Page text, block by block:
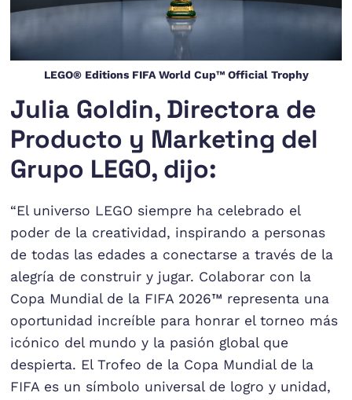
LEGO® Editions FIFA World Cup™ Official Trophy
Julia Goldin, Directora de
Producto y Marketing del
Grupo LEGO, dijo:
“El universo LEGO siempre ha celebrado el
poder de la creatividad, inspirando a personas
de todas las edades a conectarse a través de la
alegría de construir y jugar. Colaborar con la
Copa Mundial de la FIFA 2026™ representa una
oportunidad increíble para honrar el torneo más
icónico del mundo y la pasión global que
despierta. El Trofeo de la Copa Mundial de la
FIFA es un símbolo universal de logro y unidad,